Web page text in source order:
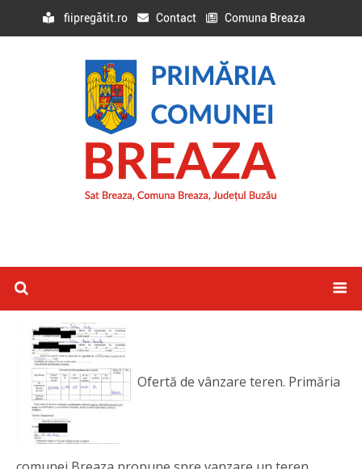
fiipregătit.ro Contact Comuna Breaza
Ofertă de vânzare teren. Primăria